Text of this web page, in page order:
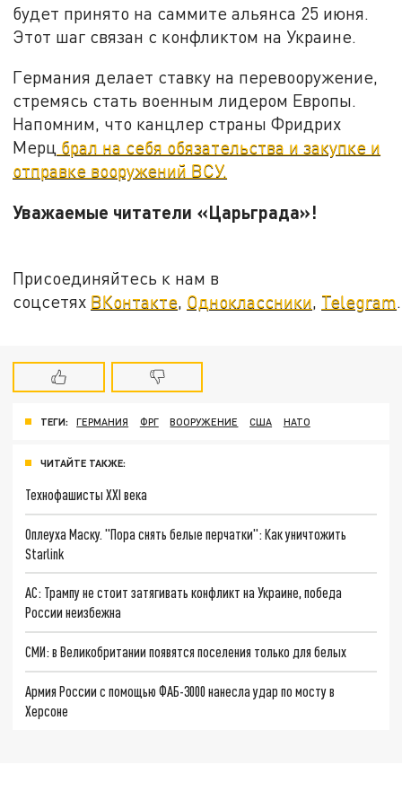
будет принято на саммите альянса 25 июня.
Этот шаг связан с конфликтом на Украине.
Германия делает ставку на перевооружение,
стремясь стать военным лидером Европы.
Напомним, что канцлер страны Фридрих
Мерц брал на себя обязательства и закупке и
отправке вооружений ВСУ.
Уважаемые читатели «Царьграда»!
Присоединяйтесь к нам в
соцсетях ВКонтакте Одноклассники Telegram
ТЕГИ: ГЕРМАНИЯ ФРГ ВООРУЖЕНИЕ США НАТО
ЧИТАЙТЕ ТАКЖЕ:
Технофашисты XXI века
Оплеуха Маску. "Пора снять белые перчатки": Как уничтожить
Starlink
AC: Трампу не стоит затягивать конфликт на Украине, победа
России неизбежна
СМИ: в Великобритании появятся поселения только для белых
Армия России с помощью ФАБ-3000 нанесла удар по мосту в
Херсоне